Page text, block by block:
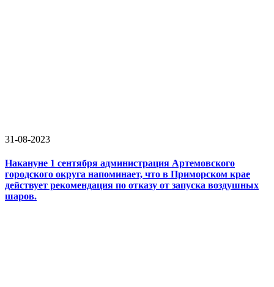
31-08-2023
Накануне 1 сентября администрация Артемовского
городского округа напоминает, что в Приморском крае
действует рекомендация по отказу от запуска воздушных
шаров.